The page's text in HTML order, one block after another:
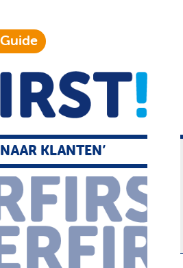
KLANTEN’